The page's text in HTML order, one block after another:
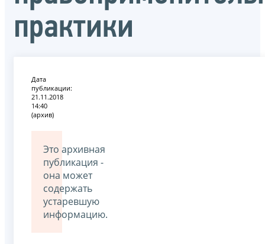
практики
Дата
публикации:
21.11.2018
14:40
(архив)
Это архивная
публикация -
она может
содержать
устаревшую
информацию.